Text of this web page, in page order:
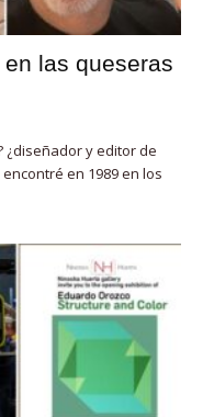
en las queseras
¿diseñador y editor de
en 1989 en los